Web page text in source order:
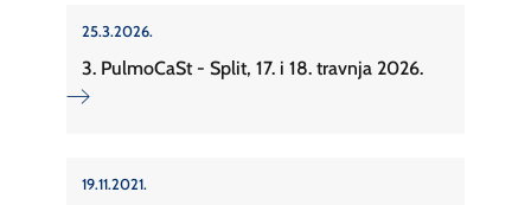
25.3.2026.
3. PulmoCaSt - Split, 17. i 18. travnja 2026.
19.11.2021.